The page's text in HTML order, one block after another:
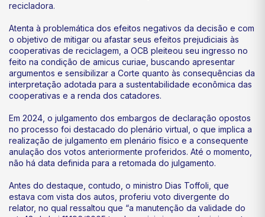
recicladora.
Atenta à problemática dos efeitos negativos da decisão e com
o objetivo de mitigar ou afastar seus efeitos prejudiciais às
cooperativas de reciclagem, a OCB pleiteou seu ingresso no
feito na condição de amicus curiae, buscando apresentar
argumentos e sensibilizar a Corte quanto às consequências da
interpretação adotada para a sustentabilidade econômica das
cooperativas e a renda dos catadores.
Em 2024, o julgamento dos embargos de declaração opostos
no processo foi destacado do plenário virtual, o que implica a
realização de julgamento em plenário físico e a consequente
anulação dos votos anteriormente proferidos. Até o momento,
não há data definida para a retomada do julgamento.
Antes do destaque, contudo, o ministro Dias Toffoli, que
estava com vista dos autos, proferiu voto divergente do
relator, no qual ressaltou que “a manutenção da validade do